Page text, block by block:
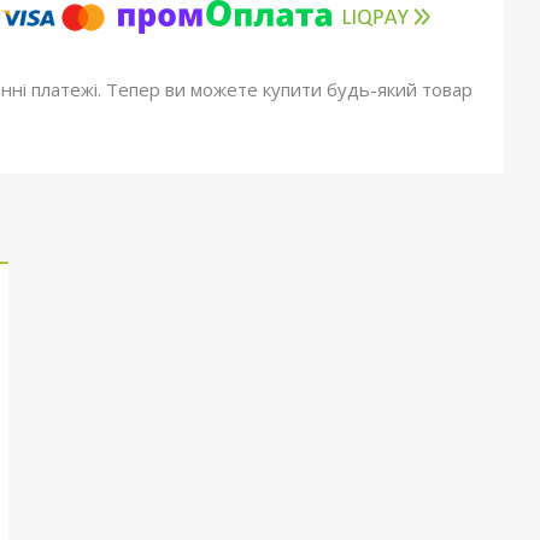
платежі. Тепер ви можете купити будь-який товар